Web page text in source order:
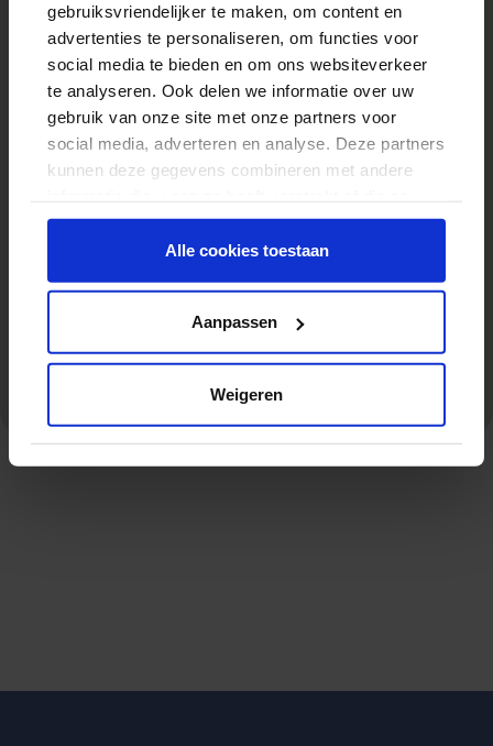
gebruiksvriendelijker te maken, om content en
advertenties te personaliseren, om functies voor
social media te bieden en om ons websiteverkeer
te analyseren. Ook delen we informatie over uw
gebruik van onze site met onze partners voor
social media, adverteren en analyse. Deze partners
kunnen deze gegevens combineren met andere
hebben verzameld op basis van uw gebruik van
Alle cookies toestaan
Aanpassen
Weigeren